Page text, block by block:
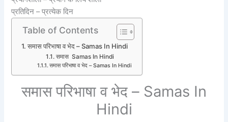
प्रतिदिन – प्रत्येक दिन
Table of Contents
समास परिभाषा व भेद – Samas In Hindi
समास Samas In Hindi
समास परिभाषा व भेद – Samas In Hindi
समास परिभाषा व भेद – Samas In
Hindi